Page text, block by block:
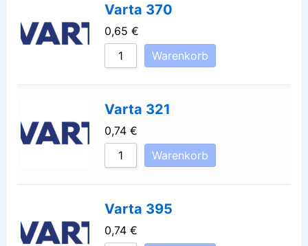
Varta 370
0,65 €
Warenkorb
Varta 321
0,74 €
Warenkorb
Varta 395
0,74 €